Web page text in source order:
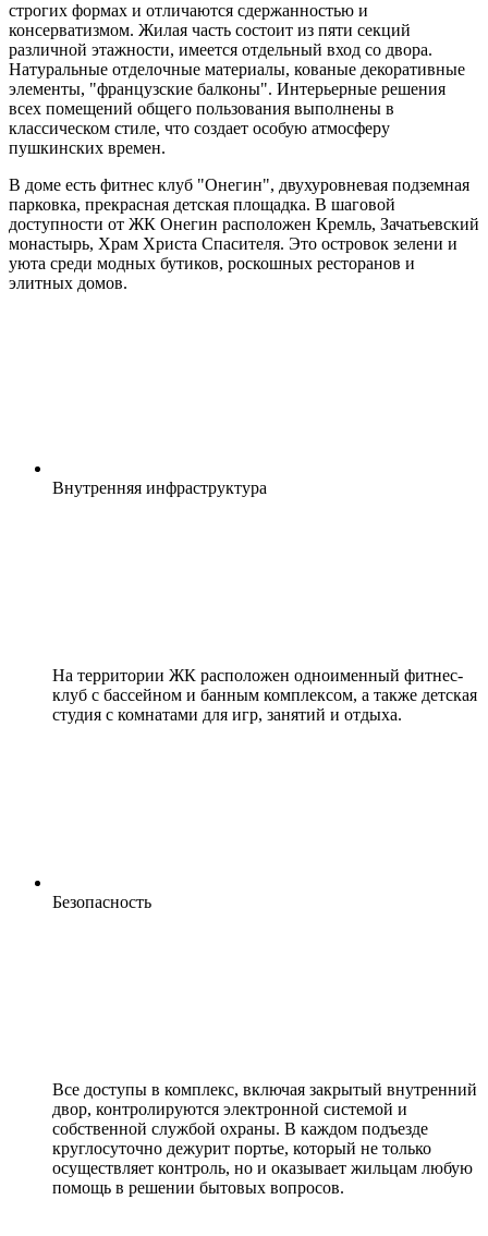
строгих формах и отличаются сдержанностью и
консерватизмом. Жилая часть состоит из пяти секций
различной этажности, имеется отдельный вход со двора.
Натуральные отделочные материалы, кованые декоративные
элементы, "французские балконы". Интерьерные решения
всех помещений общего пользования выполнены в
классическом стиле, что создает особую атмосферу
пушкинских времен.
В доме есть фитнес клуб "Онегин", двухуровневая подземная
парковка, прекрасная детская площадка. В шаговой
доступности от ЖК Oнегин расположен Кремль, Зачатьевский
монастырь, Храм Христа Спасителя. Это островок зелени и
уюта среди модных бутиков, роскошных ресторанов и
элитных домов.
Внутренняя инфраструктура
На территории ЖК расположен одноименный фитнес-
клуб с бассейном и банным комплексом, а также детская
студия с комнатами для игр, занятий и отдыха.
Безопасность
Все доступы в комплекс, включая закрытый внутренний
двор, контролируются электронной системой и
собственной службой охраны. В каждом подъезде
круглосуточно дежурит портье, который не только
осуществляет контроль, но и оказывает жильцам любую
помощь в решении бытовых вопросов.